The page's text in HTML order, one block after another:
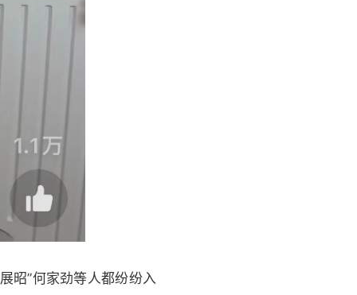
昭”何家劲等人都纷纷入